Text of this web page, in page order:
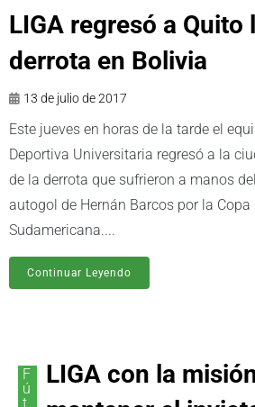
LIGA regresó a Quito
derrota en Bolivia
13 de julio de 2017
Este jueves en horas de la tarde el
Deportiva Universitaria regresó a la
de la derrota que sufrieron a manos
autogol de Hernán Barcos por la Copa
Sudamericana....
Continuar Leyendo
F
ú
t
LIGA con la